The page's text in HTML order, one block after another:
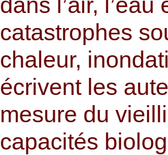
catastrophes
chaleur,
écrivent les
mesure du
capacités